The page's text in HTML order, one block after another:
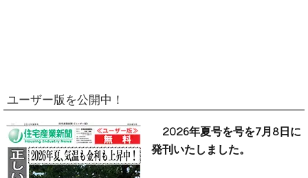
ユーザー版を公開中！
2026年夏号を号を7月8日に
発刊いたしました。